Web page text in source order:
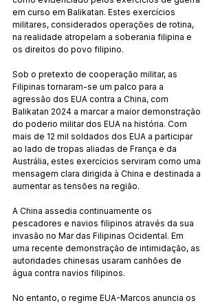
em curso em Balikatan. Estes exercícios
militares, considerados operações de rotina,
na realidade atropelam a soberania filipina e
os direitos do povo filipino.
Sob o pretexto de cooperação militar, as
Filipinas tornaram-se um palco para a
agressão dos EUA contra a China, com
Balikatan 2024 a marcar a maior demonstração
do poderio militar dos EUA na história. Com
mais de 12 mil soldados dos EUA a participar
ao lado de tropas aliadas de França e da
Austrália, estes exercícios serviram como uma
mensagem clara dirigida à China e destinada a
aumentar as tensões na região.
A China assedia continuamente os
pescadores e navios filipinos através da sua
invasão no Mar das Filipinas Ocidental. Em
uma recente demonstração de intimidação, as
autoridades chinesas usaram canhões de
água contra navios filipinos.
No entanto, o regime EUA-Marcos anuncia os